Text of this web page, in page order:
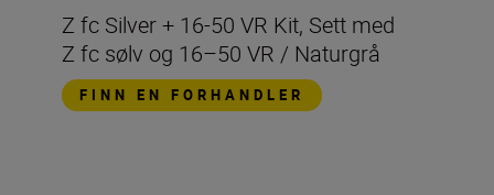
Z fc Silver + 16-50 VR Kit, Sett med
Z fc sølv og 16–50 VR / Naturgrå
FINN EN FORHANDLER